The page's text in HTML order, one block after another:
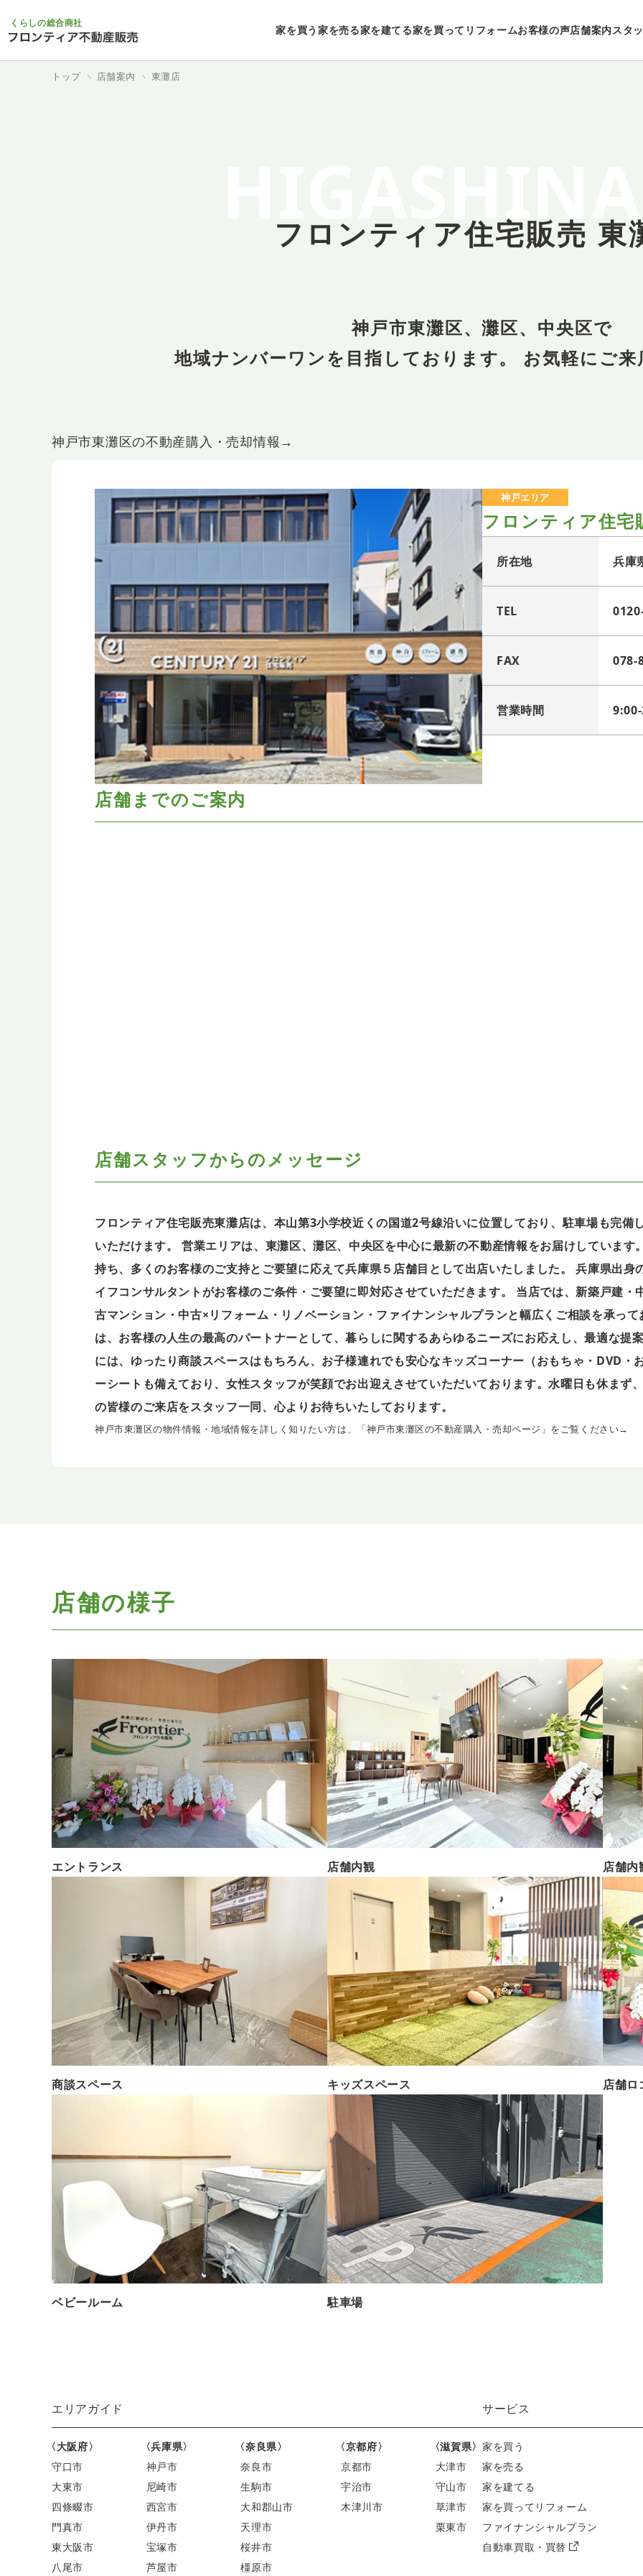
くらしの総合商社
家を買う 家を売る家を建てる家を買ってリフォームお客様の声店舗案内スタ
トップ 店舗案内 東灘店
フロンティア住宅販売 東
神戸市東灘区、灘区、中央区で
地域ナンバーワンを目指しております。 お気軽にご
神戸市東灘区の不動産購入・売却情報→
神戸エリア
フロンティア住宅
所在地 兵庫
TEL
FAX 078-
営業時間
店舗までのご案内
店舗スタッフからのメッセージ
フロンティア住宅販売東灘店は、本山第3小学校近くの国道2号線沿いに位置しており、駐車場も完備
いただけます。 営業エリアは、東灘区、灘区、中央区を中心に最新の不動産情報をお届けしていま
持ち、多くのお客様のご支持とご要望に応えて兵庫県５店舗目として出店いたしました。 兵庫県出
イフコンサルタントがお客様のご条件・ご要望に即対応させていただきます。 当店では、新築戸建
古マンション・中古×リフォーム・リノベーション・ファイナンシャルプランと幅広くご相談を承っ
は、お客様の人生の最高のパートナーとして、暮らしに関するあらゆるニーズにお応えし、最適な提
には、ゆったり商談スペースはもちろん、お子様連れでも安心なキッズコーナー（おもちゃ・DVD・
ーシートも備えており、女性スタッフが笑顔でお出迎えさせていただいております。水曜日も休まず
の皆様のご来店をスタッフ一同、心よりお待ちいたしております。
神戸市東灘区の物件情報・地域情報を詳しく知りたい方は、「神戸市東灘区の不動産購入・売却ページ」をご覧ください→
店舗の様子
エントランス 店舗内観 店舗内
商談スペース キッズスペース 店舗ロ
ベビールーム 駐車場
エリアガイド
〈大阪府〉
守口市
大東市
四條畷市
門真市
東大阪市
八尾市
〈兵庫県〉
神戸市
尼崎市
西宮市
伊丹市
宝塚市
芦屋市
〈奈良県〉
奈良市
生駒市
大和郡山市
天理市
桜井市
橿原市
〈京都府〉
京都市
宇治市
木津川市
〈滋賀県〉
大津市
守山市
草津市
栗東市
サービス
家を買う
家を売る
家を建てる
家を買ってリフォーム
ファイナンシャルプラン
自動車買取・買替